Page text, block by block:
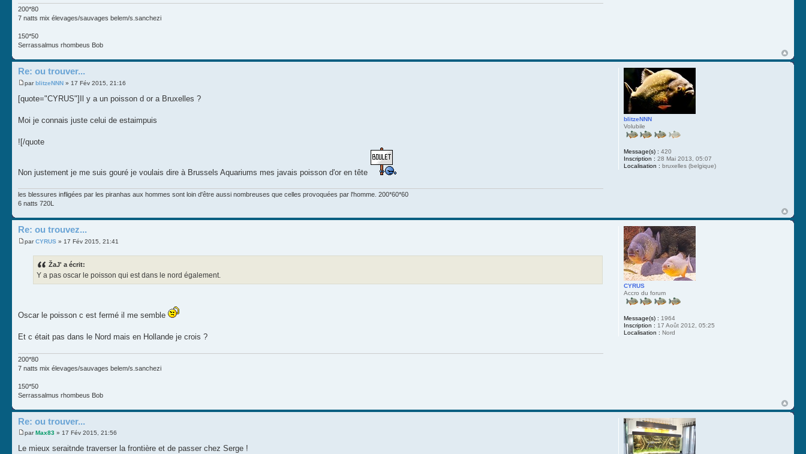
200*80
7 natts mix élevages/sauvages belem/s.sanchezi
150*50
Serrassalmus rhombeus Bob
Re: ou trouver...
parblitzeNNN » 17 Fév 2015, 21:16
[quote="CYRUS"]Il y a un poisson d or a Bruxelles ?
Moi je connais juste celui de estaimpuis
![/quote
Non justement je me suis gouré je voulais dire à Brussels Aquariums mes javais poisson d'or en tête
les blessures infligées par les piranhas aux hommes sont loin d'être aussi nombreuses que celles provoquées par l'homme. 200*60*60
6 natts 720L
blitzeNNN
Volubile
Message(s) : 420
Inscription : 28 Mai 2013, 05:07
Localisation : bruxelles (belgique)
Re: ou trouvez...
parCYRUS » 17 Fév 2015, 21:41
ŽaJ' a écrit:
Y a pas oscar le poisson qui est dans le nord également.
Oscar le poisson c est fermé il me semble
Et c était pas dans le Nord mais en Hollande je crois ?
200*80
7 natts mix élevages/sauvages belem/s.sanchezi
150*50
Serrassalmus rhombeus Bob
CYRUS
Accro du forum
Message(s) : 1964
Inscription : 17 Août 2012, 05:25
Localisation : Nord
Re: ou trouver...
parMax83 » 17 Fév 2015, 21:56
Le mieux seraitnde traverser la frontière et de passer chez Serge !